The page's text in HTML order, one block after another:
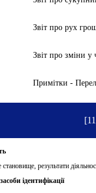
Звіт про рух
Звіт про зміни у
Примітки -
результати
ідентифікації